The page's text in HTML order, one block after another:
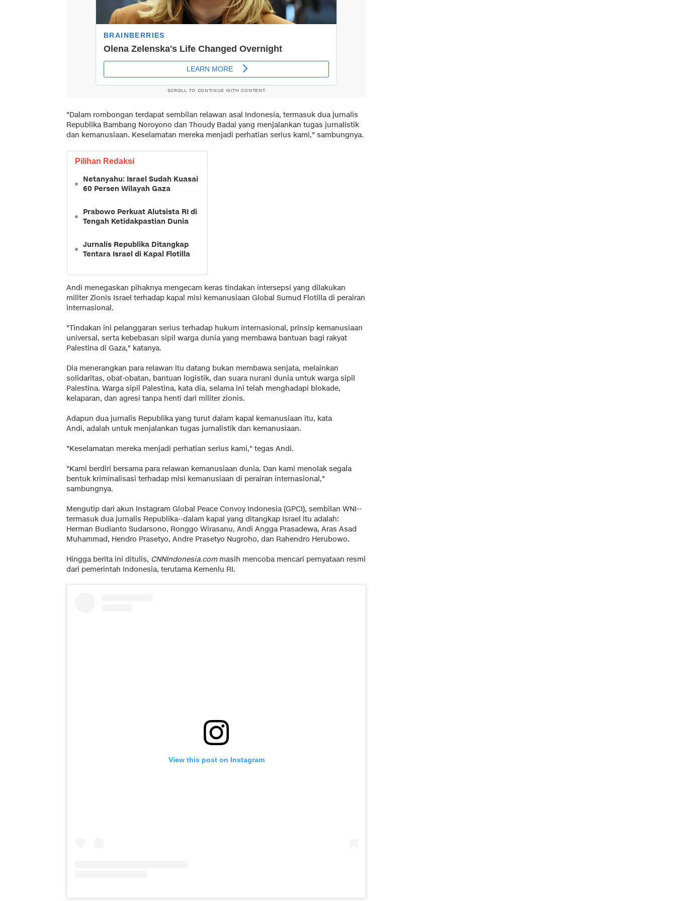
SCROLL TO CONTINUE WITH CONTENT
"Dalam rombongan terdapat sembilan relawan asal Indonesia, termasuk dua jurnalis
Republika Bambang Noroyono dan Thoudy Badai yang menjalankan tugas jurnalistik
dan kemanusiaan. Keselamatan mereka menjadi perhatian serius kami," sambungnya.
Pilihan Redaksi
Netanyahu: Israel Sudah Kuasai
60 Persen Wilayah Gaza
Prabowo Perkuat Alutsista RI di
Tengah Ketidakpastian Dunia
Jurnalis Republika Ditangkap
Tentara Israel di Kapal Flotilla
Andi menegaskan pihaknya mengecam keras tindakan intersepsi yang dilakukan
militer Zionis Israel terhadap kapal misi kemanusiaan Global Sumud Flotilla di perairan
internasional.
"Tindakan ini pelanggaran serius terhadap hukum internasional, prinsip kemanusiaan
universal, serta kebebasan sipil warga dunia yang membawa bantuan bagi rakyat
Palestina di Gaza," katanya.
Dia menerangkan para relawan itu datang bukan membawa senjata, melainkan
solidaritas, obat-obatan, bantuan logistik, dan suara nurani dunia untuk warga sipil
Palestina. Warga sipil Palestina, kata dia, selama ini telah menghadapi blokade,
kelaparan, dan agresi tanpa henti dari militer zionis.
Adapun dua jurnalis Republika yang turut dalam kapal kemanusiaan itu, kata
Andi, adalah untuk menjalankan tugas jurnalistik dan kemanusiaan.
"Keselamatan mereka menjadi perhatian serius kami," tegas Andi.
"Kami berdiri bersama para relawan kemanusiaan dunia. Dan kami menolak segala
bentuk kriminalisasi terhadap misi kemanusiaan di perairan internasional,"
sambungnya.
Mengutip dari akun Instagram Global Peace Convoy Indonesia (GPCI), sembilan WNI--
termasuk dua jurnalis Republika--dalam kapal yang ditangkap Israel itu adalah:
Herman Budianto Sudarsono, Ronggo Wirasanu, Andi Angga Prasadewa, Aras Asad
Muhammad, Hendro Prasetyo, Andre Prasetyo Nugroho, dan Rahendro Herubowo.
Hingga berita ini ditulis, CNNIndonesia.commasih mencoba mencari pernyataan resmi
dari pemerintah Indonesia, terutama Kemenlu RI.
View this post on Instagram